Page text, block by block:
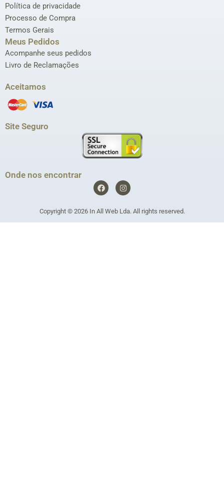
Política de privacidade
Processo de Compra
Termos Gerais
Meus Pedidos
Acompanhe seus pedidos
Livro de Reclamações
Aceitamos
Site Seguro
Onde nos encontrar
F
a
e
b
o
I
n
a
g
Copyright © 2026 In All Web Lda. All rights reserved.